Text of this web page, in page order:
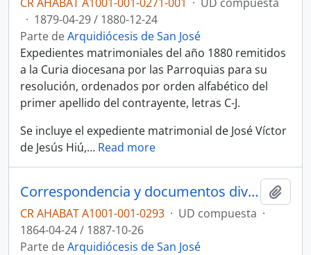
· 1879-04-29 / 1880-12-24
Parte deArquidiócesis de San José
Expedientes matrimoniales del año 1880 remitidos
a la Curia diocesana por las Parroquias para su
resolución, ordenados por orden alfabético del
primer apellido del contrayente, letras C-J.
Se incluye el expediente matrimonial de José Víctor
de Jesús Hiú,… Read more
Correspondencia y documentos diversos del Obispado de San José (1882-1886)
CR AHABAT A1001-001-0293 · UD compuesta ·
1864-04-24 / 1887-10-26
Parte deArquidiócesis de San José